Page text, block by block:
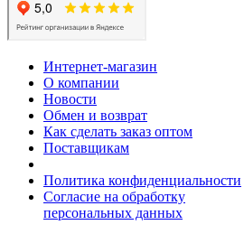
Интернет-магазин
О компании
Новости
Обмен и возврат
Как сделать заказ оптом
Поставщикам
Политика конфиденциальности
Согласие на обработку
персональных данных